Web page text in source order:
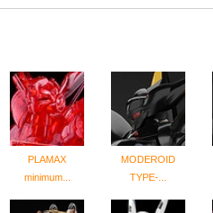
PLAMAX
minimum...
MODEROID
TYPE-...